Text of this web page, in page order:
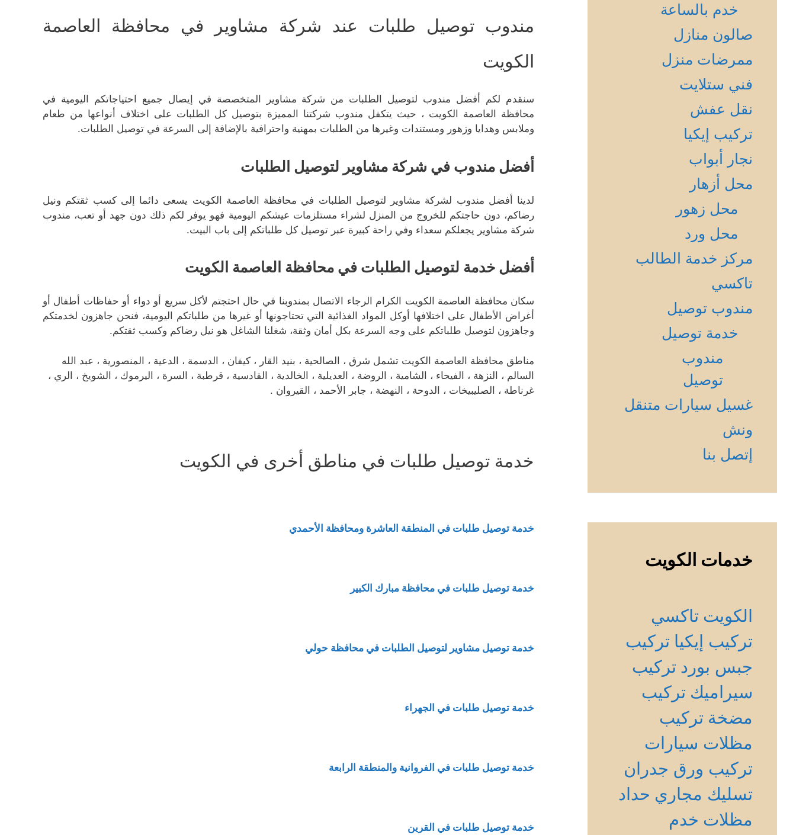
مندوب توصيل طلبات عند شركة مشاوير في محافظة العاصمة
الكويت
سنقدم لكم أفضل مندوب لتوصيل الطلبات من شركة مشاوير المتخصصة في إيصال جميع احتياجاتكم اليومية في
محافظة العاصمة الكويت ، حيث يتكفل مندوب شركتنا المميزة بتوصيل كل الطلبات على اختلاف أنواعها من طعام
وملابس وهدايا وزهور ومستندات وغيرها من الطلبات بمهنية واحترافية بالإضافة إلى السرعة في توصيل الطلبات.
أفضل مندوب في شركة مشاوير لتوصيل الطلبات
لدينا أفضل مندوب لشركة مشاوير لتوصيل الطلبات في محافظة العاصمة الكويت يسعى دائما إلى كسب ثقتكم ونيل
رضاكم، دون حاجتكم للخروج من المنزل لشراء مستلزمات عيشكم اليومية فهو يوفر لكم ذلك دون جهد أو تعب، مندوب
شركة مشاوير يجعلكم سعداء وفي راحة كبيرة عبر توصيل كل طلباتكم إلى باب البيت.
أفضل خدمة لتوصيل الطلبات في محافظة العاصمة الكويت
سكان محافظة العاصمة الكويت الكرام الرجاء الاتصال بمندوبنا في حال احتجتم لأكل سريع أو دواء أو حفاظات أطفال أو
أغراض الأطفال على اختلافها أوكل المواد الغذائية التي تحتاجونها أو غيرها من طلباتكم اليومية، فنحن جاهزون لخدمتكم
وجاهزون لتوصيل طلباتكم على وجه السرعة بكل أمان وثقة، شغلنا الشاغل هو نيل رضاكم وكسب ثقتكم.
مناطق محافظة العاصمة الكويت تشمل شرق ، الصالحية ، بنيد القار ، كيفان ، الدسمة ، الدعية ، المنصورية ، عبد الله
السالم ، النزهة ، الفيحاء ، الشامية ، الروضة ، العديلية ، الخالدية ، القادسية ، قرطبة ، السرة ، اليرموك ، الشويخ ، الري ،
غرناطة ، الصليبيخات ، الدوحة ، النهضة ، جابر الأحمد ، القيروان .
خدمة توصيل طلبات في مناطق أخرى في الكويت
خدمة توصيل طلبات في المنطقة العاشرة ومحافظة الأحمدي
خدمة توصيل طلبات في محافظة مبارك الكبير
خدمة توصيل مشاوير لتوصيل الطلبات في محافظة حولي
خدمة توصيل طلبات في الجهراء
خدمة توصيل طلبات في الفروانية والمنطقة الرابعة
خدمة توصيل طلبات في القرين
خدم بالساعة
صالون منازل
ممرضات منزل
فني ستلايت
نقل عفش
تركيب إيكيا
نجار أبواب
محل أزهار
محل زهور
محل ورد
مركز خدمة الطالب
تاكسي
مندوب توصيل
خدمة توصيل
مندوب
توصيل
غسيل سيارات متنقل
ونش
إتصل بنا
خدمات الكويت
الكويت تاكسي
تركيب إيكيا تركيب
جبس بورد تركيب
سيراميك تركيب
مضخة تركيب
مظلات سيارات
تركيب ورق جدران
تسليك مجاري حداد
مظلات خدم